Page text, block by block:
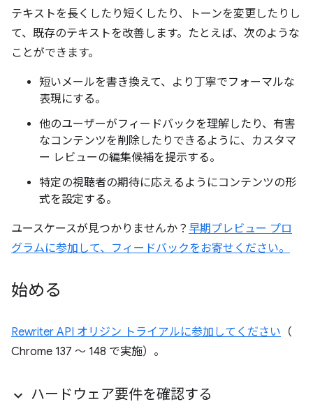
テキストを長くしたり短くしたり、トーンを変更したりし
て、既存のテキストを改善します。たとえば、次のような
ことができます。
短いメールを書き換えて、より丁寧でフォーマルな
表現にする。
他のユーザーがフィードバックを理解したり、有害
なコンテンツを削除したりできるように、カスタマ
ー レビューの編集候補を提示する。
特定の視聴者の期待に応えるようにコンテンツの形
式を設定する。
ユースケースが見つかりませんか？ 早期プレビュー プロ
グラムに参加して、フィードバックをお寄せください。
始める
Rewriter API オリジン トライアルに参加してください （
Chrome 137 ～ 148 で実施）。
ハードウェア要件を確認する